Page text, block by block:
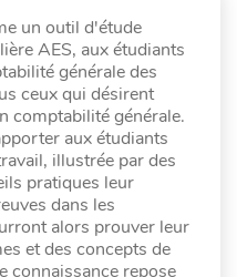
un outil d'étude
AES, aux étudiants
générale des
ceux qui désirent
comptabilité générale.
aux étudiants
illustrée par des
pratiques leur
dans les
alors prouver leur
et des concepts de
connaissance repose